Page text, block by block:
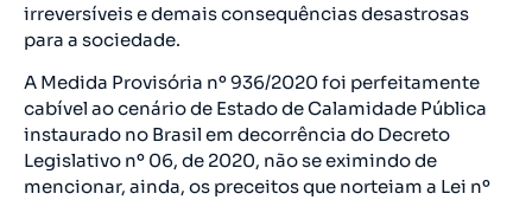
irreversíveis e demais consequências desastrosas
para a sociedade.
A Medida Provisória nº 936/2020 foi perfeitamente
cabível ao cenário de Estado de Calamidade Pública
instaurado no Brasil em decorrência do Decreto
Legislativo nº 06, de 2020, não se eximindo de
mencionar, ainda, os preceitos que norteiam a Lei nº